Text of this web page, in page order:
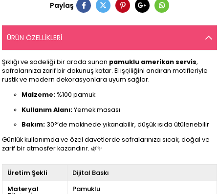
Paylaş
ÜRÜN ÖZELLIKLERI
Şıklığı ve sadeliği bir arada sunan pamuklu amerikan servis,
sofralarınıza zarif bir dokunuş katar. El işçiliğini andıran motifleriyle
rustik ve modern dekorasyonlara uyum sağlar.
Malzeme:%100 pamuk
Kullanım Alanı:Yemek masası
Bakım: 30°’de makinede yıkanabilir, düşük ısıda ütülenebilir
Günlük kullanımda ve özel davetlerde sofralarınıza sıcak, doğal ve
zarif bir atmosfer kazandırır. 🌿✨
Üretim Şekli
Dijital Baskı
Materyal
Pamuklu